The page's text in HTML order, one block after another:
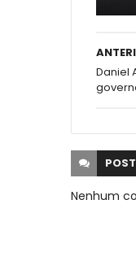
Daniel
POST
Nenhum